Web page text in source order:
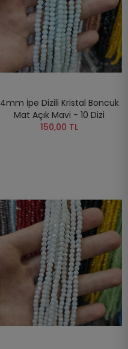
4mm İpe Dizili Kristal Boncuk
Mat Açık Mavi - 10 Dizi
150,00 TL